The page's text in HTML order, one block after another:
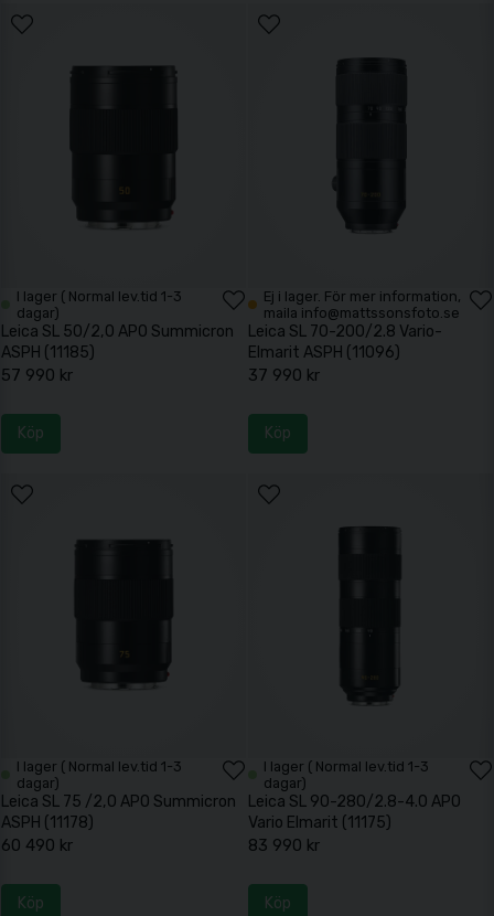
I lager ( Normal lev.tid 1-3
dagar)
Leica SL 50/2,0 APO Summicron
ASPH (11185)
57 990 kr
Köp
Ej i lager. För mer information,
maila info@mattssonsfoto.se
Leica SL 70-200/2.8 Vario-
Elmarit ASPH (11096)
37 990 kr
Köp
I lager ( Normal lev.tid 1-3
dagar)
Leica SL 75 /2,0 APO Summicron
ASPH (11178)
60 490 kr
Köp
I lager ( Normal lev.tid 1-3
dagar)
Leica SL 90-280/2.8-4.0 APO
Vario Elmarit (11175)
83 990 kr
Köp